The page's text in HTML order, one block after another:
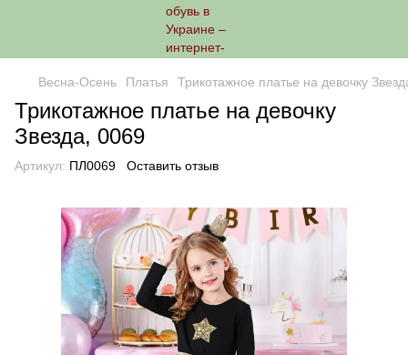
Весна-Осень Платья Трикотажное платье на девочку
Трикотажное платье на девочку
Звезда, 0069
Артикул: ПЛ0069 Оставить отзыв